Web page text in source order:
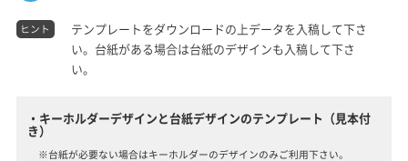
ヒント
テンプレートをダウンロードの上データを入稿して下さ
い。台紙がある場合は台紙のデザインも入稿して下さ
い。
・キーホルダーデザインと台紙デザインのテンプレート（見本付
き）
※台紙が必要ない場合はキーホルダーのデザインのみご利用下さい。